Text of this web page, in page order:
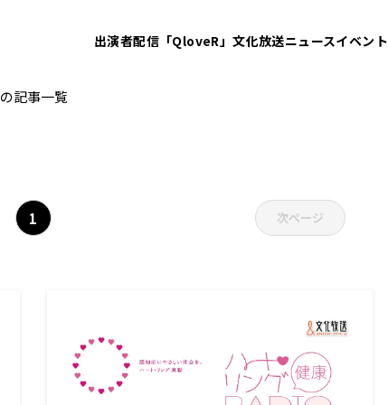
出演者配信「QloveR」文化放送ニュースイベント
の記事一覧
1 次ページ